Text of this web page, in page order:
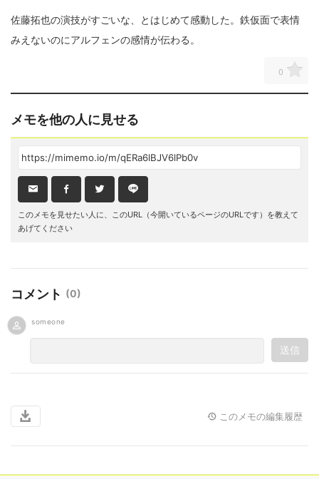
佐藤拓也の演技がすごいな、とはじめて感動した。鉄仮面で表情
みえないのにアルフェンの感情が伝わる。
0
メモを他の人に見せる
このメモを見せたい人に、このURL（今開いているページのURLです）を教えて
あげてください
コメント (0)
someone
送信
このメモの編集履歴